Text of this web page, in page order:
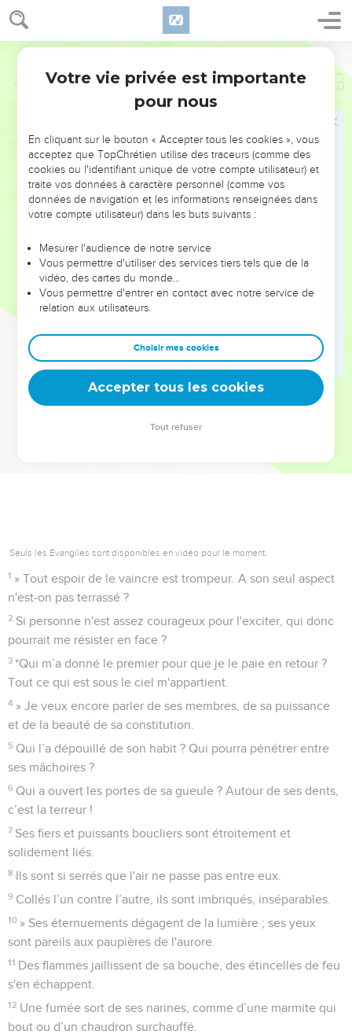
NE MANQUEZ PAS L’ÉVÉNEMENT
DE L’ANNÉE !
ET SI LEURS ERREURS POUVAIENT VOUS ÉVITER LES
VOTRES ?
leur foi ou leur vision. Mais on voit moins les doutes, les erreurs
et les saisons difficiles qu'ils ont traversés, alors même que ce
sont elles qui les ont façonnés.
Dans cette conférence, leaders, entrepreneurs, et responsables
clés pour avancer avec plus de sagesse afin que leurs erreurs
deviennent vos tremplins. Que vous guidiez un ministère, une
équipe, un groupe ou une famille, leur expérience est faite
41
Seuls les Évangiles sont disponibles en vidéo pour le moment.
1 » Tout espoir de le vaincre est trompeur. A son seul aspect
n'est-on pas terrassé ?
2 Si personne n'est assez courageux pour l'exciter, qui donc
pourrait me résister en face ?
3 *Qui m’a donné le premier pour que je le paie en retour ?
Tout ce qui est sous le ciel m'appartient.
4 » Je veux encore parler de ses membres, de sa puissance
et de la beauté de sa constitution.
5 Qui l’a dépouillé de son habit ? Qui pourra pénétrer entre
ses mâchoires ?
6 Qui a ouvert les portes de sa gueule ? Autour de ses dents,
c’est la terreur !
7 Ses fiers et puissants boucliers sont étroitement et
solidement liés.
8 Ils sont si serrés que l'air ne passe pas entre eux.
9 Collés l’un contre l’autre, ils sont imbriqués, inséparables.
10 » Ses éternuements dégagent de la lumière ; ses yeux
sont pareils aux paupières de l'aurore.
11 Des flammes jaillissent de sa bouche, des étincelles de feu
s'en échappent.
12 Une fumée sort de ses narines, comme d’une marmite qui
bout ou d’un chaudron surchauffé.
Votre vie privée est importante
pour nous
En cliquant sur le bouton « Accepter tous les cookies », vous
acceptez que TopChrétien utilise des traceurs (comme des
cookies ou l'identifiant unique de votre compte utilisateur) et
traite vos données à caractère personnel (comme vos
données de navigation et les informations renseignées dans
votre compte utilisateur) dans les buts suivants :
Mesurer l'audience de notre service
Vous permettre d'utiliser des services tiers tels que de la
vidéo, des cartes du monde…
Vous permettre d'entrer en contact avec notre service de
relation aux utilisateurs.
Choisir mes cookies
Accepter tous les cookies
Tout refuser